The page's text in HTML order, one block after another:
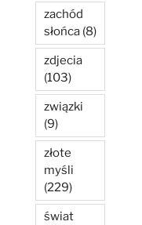
zachód
słońca (8)
zdjecia
(103)
związki
(9)
złote
myśli
(229)
świat